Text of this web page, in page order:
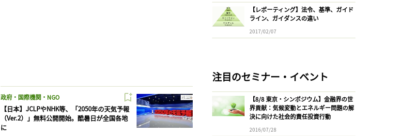
政府・国際機関・NGO
【日本】JCLPやNHK等、「2050年の天気予報
（Ver.2）」無料公開開始。酷暑日が全国各地
に
【レポーティング】法令、基準、ガイド
ライン、ガイダンスの違い
2017/02/07
注目のセミナー・イベント
【8/8 東京・シンポジウム】金融界の世
界貢献：気候変動とエネルギー問題の解
決に向けた社会的責任投資行動
2016/07/28